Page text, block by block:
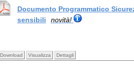
Documento Programmatico
sensibili
novità!
Download Visualizza Dettagli